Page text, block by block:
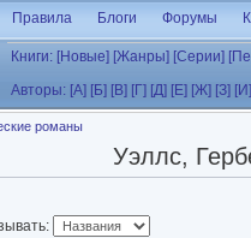
Правила Блоги Форумы
Книги: [Новые] [Жанры] [Серии]
Авторы: [А] [Б] [В] [Г] [Д] [Е] [Ж] [З] [И]
романы
Уэллс,